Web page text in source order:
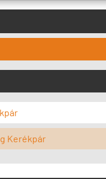
Kerékpár